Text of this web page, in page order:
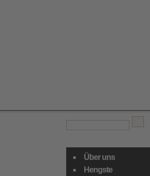
Über uns
Hengste